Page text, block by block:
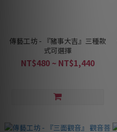
傳藝工坊 - 『豬事大吉』三種款
式可選擇
NT$480 ~ NT$1,440